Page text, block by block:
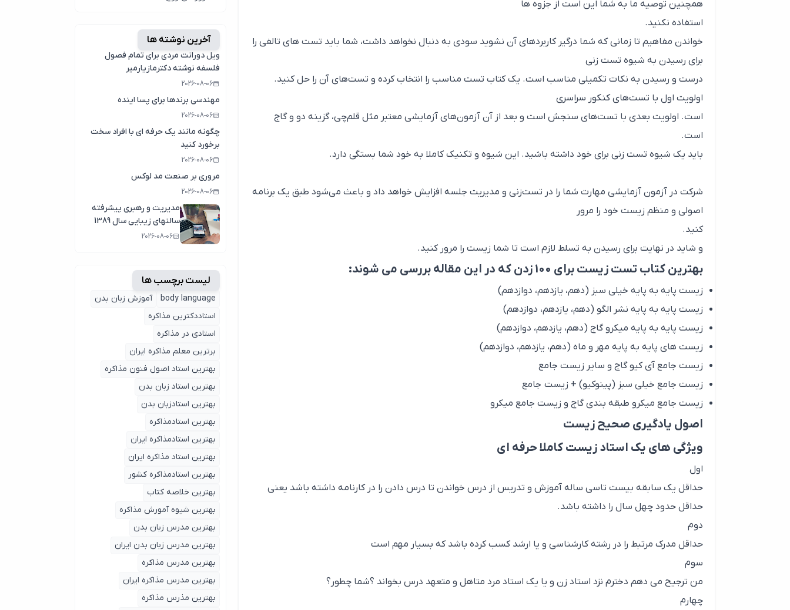
همچنین توصیه ما به شما این است از جزوه ها
استفاده نکنید.
خواندن مفاهیم تا زمانی که شما درگیر کاربردهای آن نشوید سودی به دنبال نخواهد داشت، شما باید تست های تالفی را
برای رسیدن به شیوه تست زنی
درست و رسیدن به نکات تکمیلی مناسب است. یک کتاب تست مناسب را انتخاب کرده و تست‌های آن را حل کنید.
اولویت اول با تست‌های کنکور سراسری
است. اولویت بعدی با تست‌های سنجش است و بعد از آن آزمون‌های آزمایشی معتبر مثل قلم‌چی، گزینه دو و گاج
است.
باید یک شیوه تست زنی برای خود داشته باشید. این شیوه و تکنیک کاملا به خود شما بستگی دارد.
شرکت در آزمون آزمایشی مهارت شما را در تست‌زنی و مدیریت جلسه افزایش خواهد داد و باعث می‌شود طبق یک برنامه
اصولی و منظم زیست خود را مرور
کنید.
و شاید در نهایت برای رسیدن به تسلط لازم است تا شما زیست را مرور کنید.
بهترین کتاب تست زیست برای 100 زدن که در این مقاله بررسی می شوند:
زیست پایه به پایه خیلی سبز (دهم، یازدهم، دوازدهم)
زیست پایه به پایه نشر الگو (دهم، یازدهم، دوازدهم)
زیست پایه به پایه میکرو گاج (دهم، یازدهم، دوازدهم)
زیست های پایه به پایه مهر و ماه (دهم، یازدهم، دوازدهم)
زیست جامع آی کیو گاج و سایر زیست جامع
زیست جامع خیلی سبز (پینوکیو) + زیست جامع
زیست جامع میکرو طبقه بندی گاج و زیست جامع میکرو
اصول یادگیری صحیح زیست
ویژگی های یک استاد زیست کاملا حرفه ای
اول
حداقل یک سابقه بیست تاسی ساله آموزش و تدریس از درس خواندن تا درس دادن را در کارنامه داشته باشد یعنی
حداقل حدود چهل سال را داشته باشد.
دوم
حداقل مدرک مرتبط را در رشته کارشناسی و یا ارشد کسب کرده باشد که بسیار مهم است
سوم
من ترجیح می دهم دخترم نزد استاد زن و یا یک استاد مرد متاهل و متعهد درس بخواند ؟شما چطور؟
چهارم
آخرین نوشته ها
ویل دورانت مردی برای تمام فصول
فلسفه نوشته دکترمازیارمیر
2026-08-06
مهندسی برندها برای پسا اینده
2026-08-06
چگونه مانند یک حرفه ای با افراد سخت
برخورد کنید
2026-08-06
مروری بر صنعت مد لوکس
2026-08-06
مدیریت و رهبری پیشرفته
سالنهای زیبایی سال 1389
2026-08-06
لیست برچسب ها
body language
آموزش زبان بدن
استاددکترین مذاکره
استادی در مذاکره
برترین معلم مذاکره ایران
بهترین استاد اصول ‌فنون مذاکره
بهترین استاد زبان بدن
بهترین استادزبان بدن
بهترین استادمذاکره
بهترین استادمذاکره ایران
بهترین استاد مذاکره ایران
بهترین استادمذاکره کشور
بهترین خلاصه کتاب
بهترین شیوه آمورش مذاکره
بهترین مدرس زبان بدن
بهترین مدرس زبان بدن ایران
بهترین مدرس مذاکره
بهترین مدرس مذاکره ایران
بهترین مذرس مذاکره